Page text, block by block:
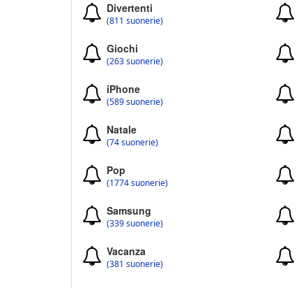
Divertenti
(811 suonerie)
Giochi
(263 suonerie)
iPhone
(589 suonerie)
Natale
(74 suonerie)
Pop
(1774 suonerie)
Samsung
(339 suonerie)
Vacanza
(381 suonerie)